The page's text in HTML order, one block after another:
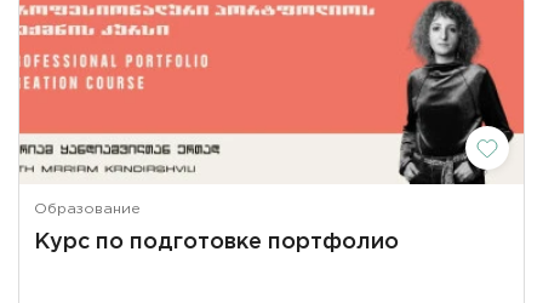
Образование
Курс по подготовке портфолио